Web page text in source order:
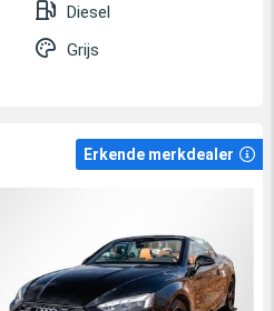
Diesel
Grijs
Erkende merkdealer